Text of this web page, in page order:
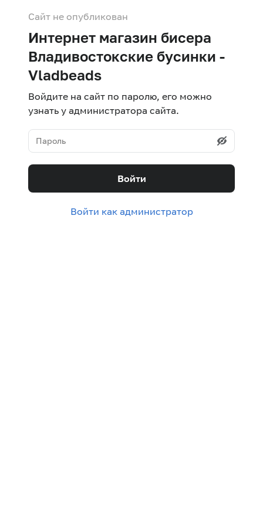
Сайт не опубликован
Интернет магазин бисера
Владивостокские бусинки -
Vladbeads
Войдите на сайт по паролю, его можно
узнать у администратора сайта.
Войти
Войти как администратор